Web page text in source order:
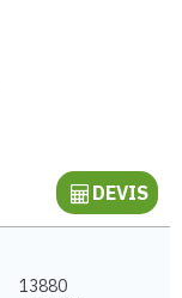
DEVIS
13880